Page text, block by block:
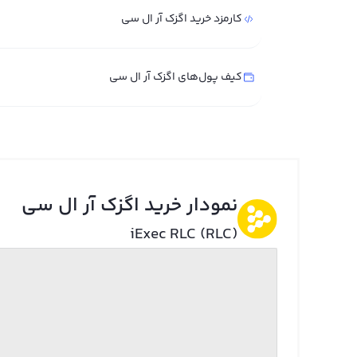
کارمزد خرید اگزک آر ال سی
کیف پول‌های اگزک آر ال سی
نمودار خرید اگزک آر ال سی
iExec RLC (RLC)